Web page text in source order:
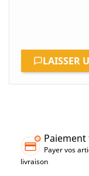
LAISSER
Paiement
Payer vos
livraison